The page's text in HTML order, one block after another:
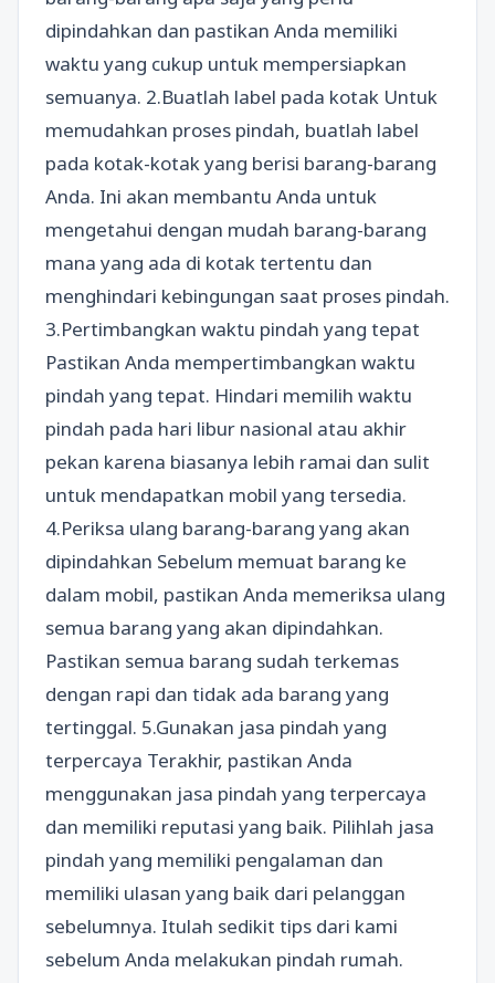
dipindahkan dan pastikan Anda memiliki
waktu yang cukup untuk mempersiapkan
semuanya. 2.Buatlah label pada kotak Untuk
memudahkan proses pindah, buatlah label
pada kotak-kotak yang berisi barang-barang
Anda. Ini akan membantu Anda untuk
mengetahui dengan mudah barang-barang
mana yang ada di kotak tertentu dan
menghindari kebingungan saat proses pindah.
3.Pertimbangkan waktu pindah yang tepat
Pastikan Anda mempertimbangkan waktu
pindah yang tepat. Hindari memilih waktu
pindah pada hari libur nasional atau akhir
pekan karena biasanya lebih ramai dan sulit
untuk mendapatkan mobil yang tersedia.
4.Periksa ulang barang-barang yang akan
dipindahkan Sebelum memuat barang ke
dalam mobil, pastikan Anda memeriksa ulang
semua barang yang akan dipindahkan.
Pastikan semua barang sudah terkemas
dengan rapi dan tidak ada barang yang
tertinggal. 5.Gunakan jasa pindah yang
terpercaya Terakhir, pastikan Anda
menggunakan jasa pindah yang terpercaya
dan memiliki reputasi yang baik. Pilihlah jasa
pindah yang memiliki pengalaman dan
memiliki ulasan yang baik dari pelanggan
sebelumnya. Itulah sedikit tips dari kami
sebelum Anda melakukan pindah rumah.